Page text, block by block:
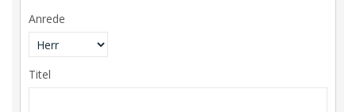
Anrede
Titel